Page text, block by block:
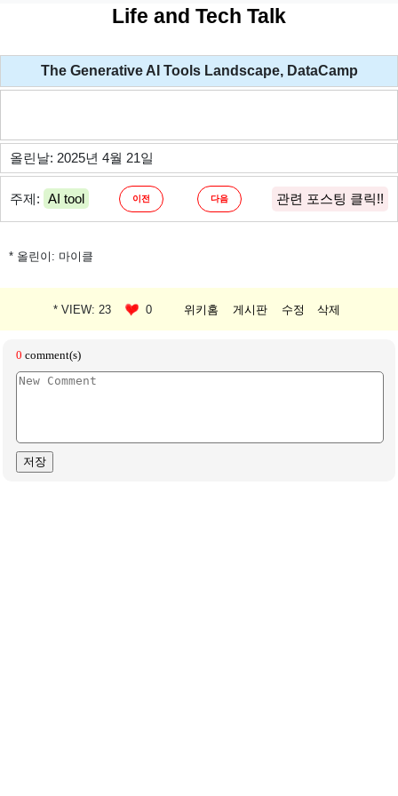
Life and Tech Talk
The Generative AI Tools Landscape, DataCamp
올린날: 2025년 4월 21일
주제: AI tool 이전 다음 관련 포스팅 클릭!!
* 올린이: 마이클
* VIEW: 23 0 위키홈 게시판 수정 삭제